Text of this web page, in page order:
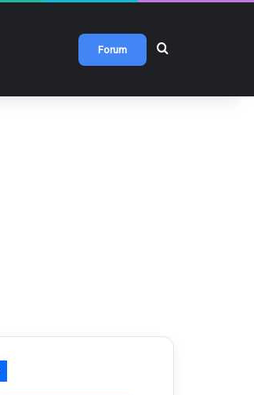
Forum Arama yap ...